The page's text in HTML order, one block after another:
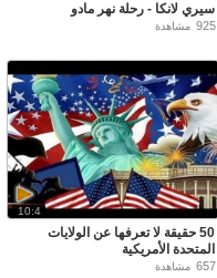
سيري لانكا - رحلة نهر مادو
925 مشاهدة
10:4
50 حقيقة لا تعرفها عن الولايات
المتحدة الأمريكية
657 مشاهدة